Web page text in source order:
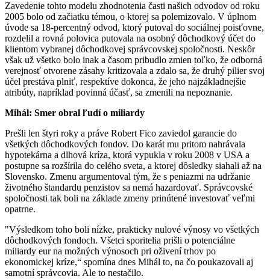
Zavedenie tohto modelu zhodnotenia časti našich odvodov od roku
2005 bolo od začiatku témou, o ktorej sa polemizovalo. V úplnom
úvode sa 18-percentný odvod, ktorý putoval do sociálnej poisťovne,
rozdelil a rovná polovica putovala na osobný dôchodkový účet do
klientom vybranej dôchodkovej správcovskej spoločnosti. Neskôr
však už všetko bolo inak a časom pribudlo zmien toľko, že odborná
verejnosť otvorene zásahy kritizovala a zdalo sa, že druhý pilier svoj
účel prestáva plniť, respektíve dokonca, že jeho najzákladnejšie
atribúty, napríklad povinná účasť, sa zmenili na nepoznanie.
Mihál: Smer obral ľudí o miliardy
Prešli len štyri roky a práve Robert Fico zaviedol garancie do
všetkých dôchodkových fondov. Do karát mu pritom nahrávala
hypotekárna a dlhová kríza, ktorá vypukla v roku 2008 v USA a
postupne sa rozšírila do celého sveta, a ktorej dôsledky siahali až na
Slovensko. Zmenu argumentoval tým, že s peniazmi na udržanie
životného štandardu penzistov sa nemá hazardovať. Správcovské
spoločnosti tak boli na základe zmeny prinútené investovať veľmi
opatrne.
"Výsledkom toho boli nízke, prakticky nulové výnosy vo všetkých
dôchodkových fondoch. Všetci sporitelia prišli o potenciálne
miliardy eur na možných výnosoch pri oživení trhov po
ekonomickej kríze,“ spomína dnes Mihál to, na čo poukazovali aj
samotní správcovia. Ale to nestačilo.